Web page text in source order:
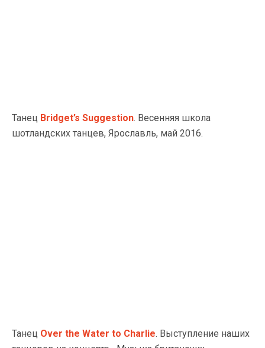
Танец Bridget’s Suggestion. Весенняя школа
шотландских танцев, Ярославль, май 2016.
Танец Over the Water to Charlie. Выступление наших